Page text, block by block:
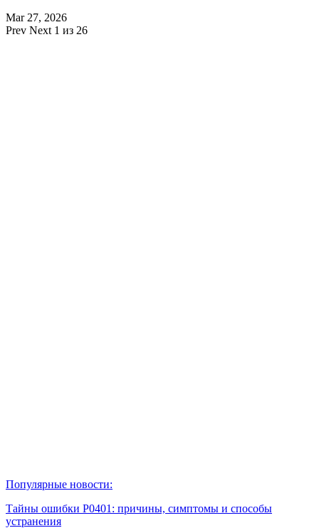
Mar 27, 2026
Prev Next 1 из 26
Популярные новости:
Тайны ошибки P0401: причины, симптомы и способы
устранения